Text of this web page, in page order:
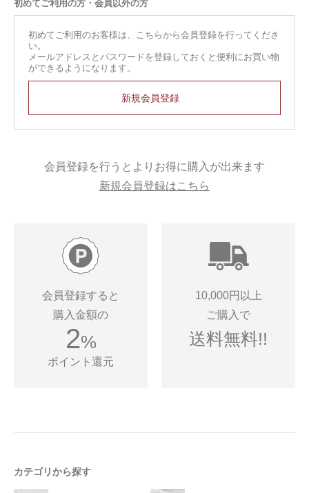
初めてご利用の方・会員以外の方
初めてご利用のお客様は、こちらから会員登録を行ってくださ
い。
メールアドレスとパスワードを登録しておくと便利にお買い物
ができるようになります。
会員登録を行うとよりお得に購入が出来ます
新規会員登録はこちら
会員登録すると
購入金額の
2%
ポイント還元
10,000円以上
ご購入で
送料無料!!
カテゴリから探す